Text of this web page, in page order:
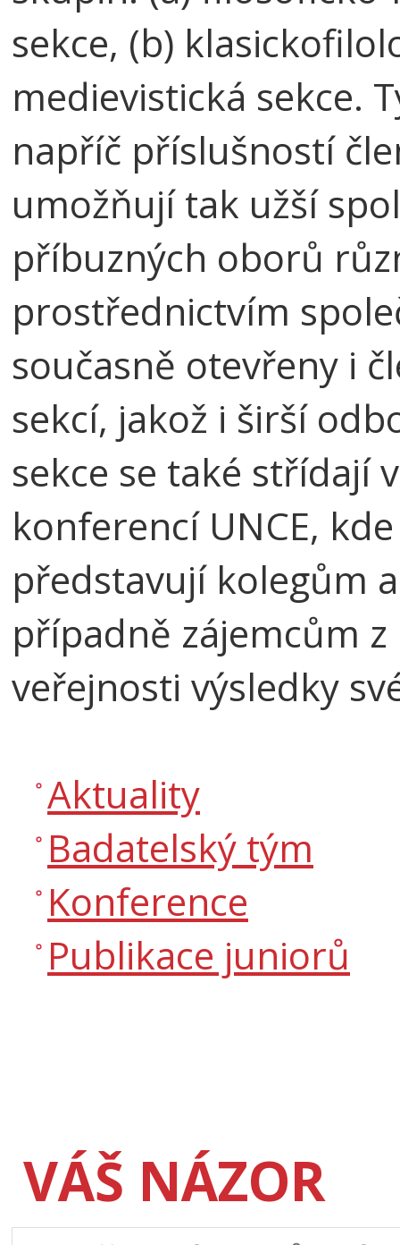
sekce, (b)
medievistická sekce.
napříč příslušností
umožňují tak užší
příbuzných oborů
prostřednictvím
současně otevřeny i
sekcí, jakož i širší
sekce se také střídají
konferencí UNCE,
představují kolegům
případně zájemcům
veřejnosti výsledky
Aktuality
Badatelský tým
Konference
Publikace juniorů
VÁŠ NÁZOR